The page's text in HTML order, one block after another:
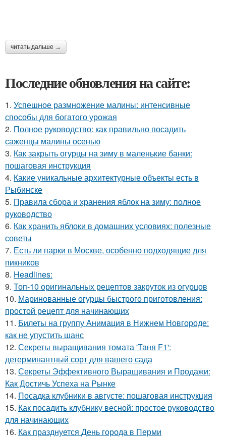
читать дальше →
Последние обновления на сайте:
1. Успешное размножение малины: интенсивные
способы для богатого урожая
2. Полное руководство: как правильно посадить
саженцы малины осенью
3. Как закрыть огурцы на зиму в маленькие банки:
пошаговая инструкция
4. Какие уникальные архитектурные объекты есть в
Рыбинске
5. Правила сбора и хранения яблок на зиму: полное
руководство
6. Как хранить яблоки в домашних условиях: полезные
советы
7. Есть ли парки в Москве, особенно подходящие для
пикников
8. Headlines:
9. Топ-10 оригинальных рецептов закруток из огурцов
10. Маринованные огурцы быстрого приготовления:
простой рецепт для начинающих
11. Билеты на группу Анимация в Нижнем Новгороде:
как не упустить шанс
12. Секреты выращивания томата 'Таня F1':
детерминантный сорт для вашего сада
13. Секреты Эффективного Выращивания и Продажи:
Как Достичь Успеха на Рынке
14. Посадка клубники в августе: пошаговая инструкция
15. Как посадить клубнику весной: простое руководство
для начинающих
16. Как празднуется День города в Перми